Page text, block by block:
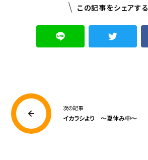
この記事をシェアする
次の記事
イカラシより ～夏休み中～